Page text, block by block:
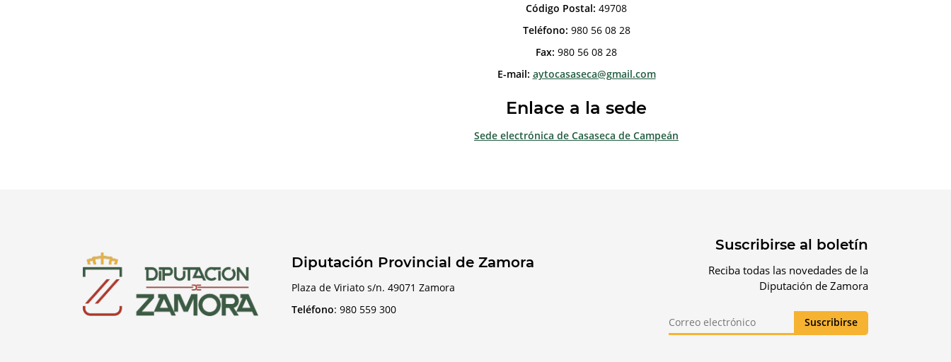
Código Postal: 49708
Teléfono: 980 56 08 28
Fax: 980 56 08 28
E-mail: aytocasaseca@gmail.com
Enlace a la sede
Sede electrónica de Casaseca de Campeán
Diputación Provincial de Zamora
Plaza de Viriato s/n. 49071 Zamora
Teléfono: 980 559 300
Suscribirse al boletín
Reciba todas las novedades de la
Diputación de Zamora